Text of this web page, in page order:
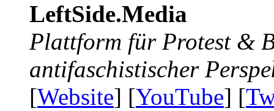
LeftSide.Media
Plattform für Protest &
antifaschistischer
[Website] [YouTube] [